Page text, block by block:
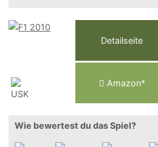
Detailseite
Amazon*
Wie bewertest du das Spiel?